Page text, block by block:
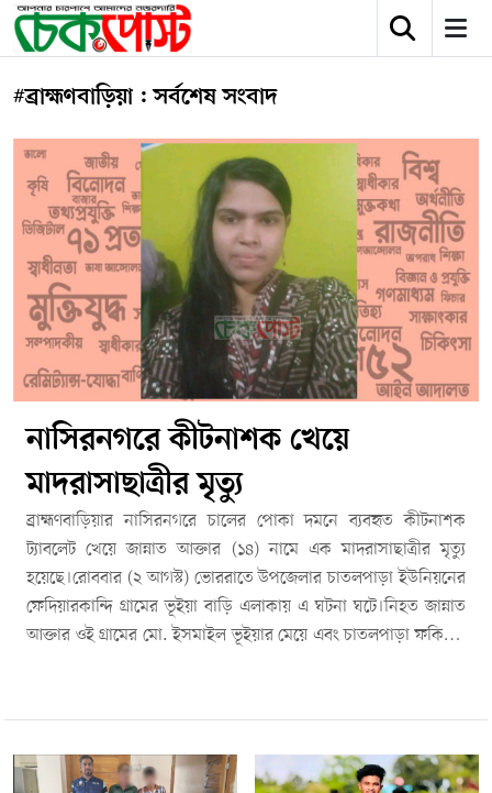
#ব্রাহ্মণবাড়িয়া : সর্বশেষ সংবাদ
নাসিরনগরে কীটনাশক খেয়ে
মাদরাসাছাত্রীর মৃত্যু
ব্রাহ্মণবাড়িয়ার নাসিরনগরে চালের পোকা দমনে ব্যবহৃত কীটনাশক
ট্যাবলেট খেয়ে জান্নাত আক্তার (১৪) নামে এক মাদরাসাছাত্রীর মৃত্যু
হয়েছে।রোববার (২ আগস্ট) ভোররাতে উপজেলার চাতলপাড়া ইউনিয়নের
ফেদিয়ারকান্দি গ্রামের ভূইয়া বাড়ি এলাকায় এ ঘটনা ঘটে।নিহত জান্নাত
আক্তার ওই গ্রামের মো. ইসমাইল ভূইয়ার মেয়ে এবং চাতলপাড়া ফকিরদা
চালের পোকা দমনের কীটনাশক ট্যাবলেট খেয়ে অসুস্থ হয়ে পড়েন
জান্নাত।পরে পরিবারের সদস্যরা তাকে দ্রুত ব্রাহ্মণবাড়িয়া সদর
হাসপাতালে নেওয়ার জন্য রওনা হন। তবে হাসপাতালে পৌঁছানোর আগেই